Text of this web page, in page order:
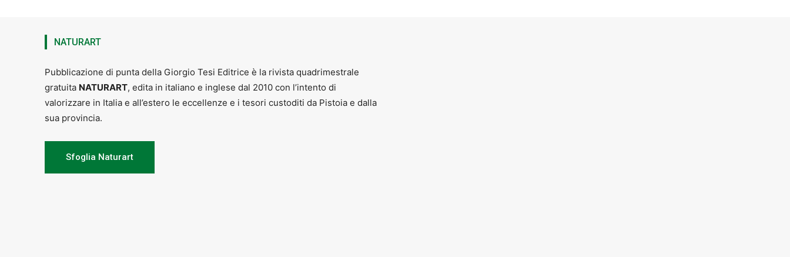
NATURART
Pubblicazione di punta della Giorgio Tesi Editrice è la rivista quadrimestrale
gratuita NATURART, edita in italiano e inglese dal 2010 con l’intento di
valorizzare in Italia e all’estero le eccellenze e i tesori custoditi da Pistoia e dalla
sua provincia.
Sfoglia Naturart